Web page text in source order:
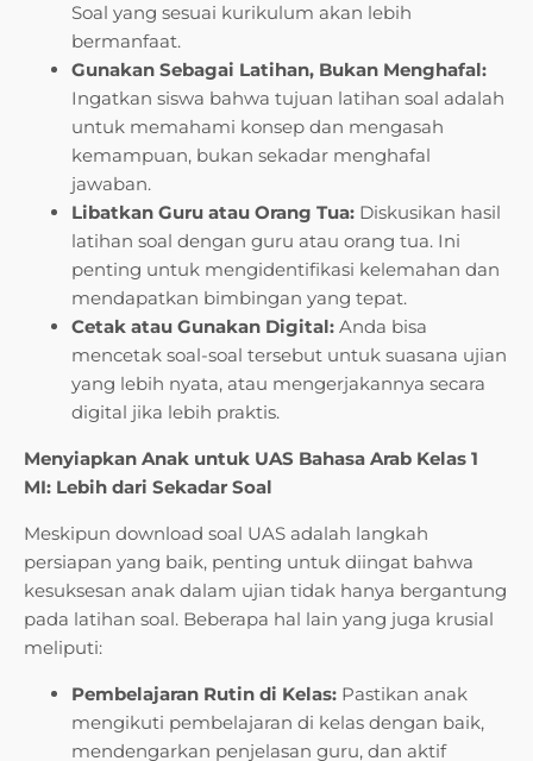
Soal yang sesuai kurikulum akan lebih
bermanfaat.
Gunakan Sebagai Latihan, Bukan Menghafal:
Ingatkan siswa bahwa tujuan latihan soal adalah
untuk memahami konsep dan mengasah
kemampuan, bukan sekadar menghafal
jawaban.
Libatkan Guru atau Orang Tua: Diskusikan hasil
latihan soal dengan guru atau orang tua. Ini
penting untuk mengidentifikasi kelemahan dan
mendapatkan bimbingan yang tepat.
Cetak atau Gunakan Digital: Anda bisa
mencetak soal-soal tersebut untuk suasana ujian
yang lebih nyata, atau mengerjakannya secara
digital jika lebih praktis.
Menyiapkan Anak untuk UAS Bahasa Arab Kelas 1
MI: Lebih dari Sekadar Soal
Meskipun download soal UAS adalah langkah
persiapan yang baik, penting untuk diingat bahwa
kesuksesan anak dalam ujian tidak hanya bergantung
pada latihan soal. Beberapa hal lain yang juga krusial
meliputi:
Pembelajaran Rutin di Kelas: Pastikan anak
mengikuti pembelajaran di kelas dengan baik,
mendengarkan penjelasan guru, dan aktif